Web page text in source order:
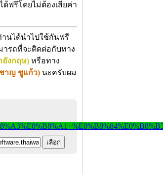
ฟรีโดยไม่ต้องเสียค่า
านได้นำไปใช้กันฟรี
ารถที่จะติดต่อกับทาง
อังกฤษ) หรือทาง
าญ ชูแก้ว) นะครับผม